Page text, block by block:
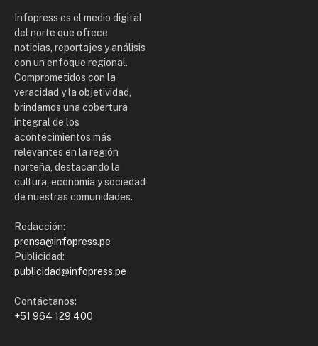
Infopress es el medio digital
del norte que ofrece
noticias, reportajes y análisis
con un enfoque regional.
Comprometidos con la
veracidad y la objetividad,
brindamos una cobertura
integral de los
acontecimientos más
relevantes en la región
norteña, destacando la
cultura, economía y sociedad
de nuestras comunidades.
Redacción:
prensa@infopress.pe
Publicidad:
publicidad@infopress.pe
Contáctanos:
+51 964 129 400